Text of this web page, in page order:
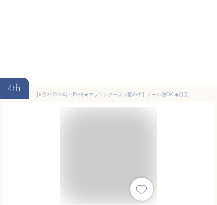
4th
【8月24日20時～P2倍★マラソンクーポン配布中】メール便OK ◆目元 口元 唇 乾燥対策 無添加「潤み茶 アイクリーム 」（アイケア リップクリーム） ノンケミカル ちりめんじわ 乾燥肌 敏感肌 子ども 肌に優しい ( 無添加化粧品 ) 目元ケア 保湿 カテキンクリーム セール